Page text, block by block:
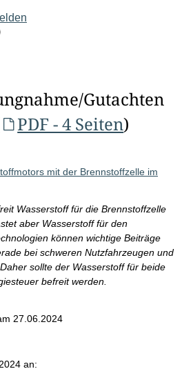
Gutachten
PDF - 4 Seiten)
mit der Brennstoffzelle im
Wasserstoff für die Brennstoffzelle
aber Wasserstoff für den
können wichtige Beiträge
bei schweren Nutzfahrzeugen und
sollte der Wasserstoff für beide
befreit werden.
27.06.2024
an: